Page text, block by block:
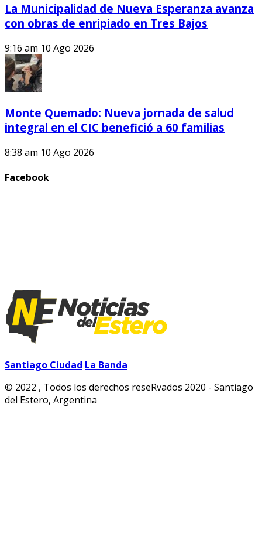
La Municipalidad de Nueva Esperanza avanza
con obras de enripiado en Tres Bajos
9:16 am 10 Ago 2026
Monte Quemado: Nueva jornada de salud
integral en el CIC benefició a 60 familias
8:38 am 10 Ago 2026
Facebook
Santiago Ciudad La Banda
© 2022 , Todos los derechos reseRvados 2020 - Santiago
del Estero, Argentina